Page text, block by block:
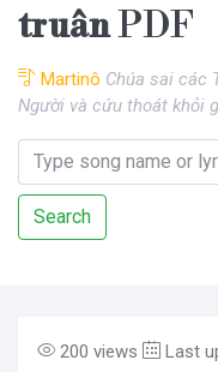
truânPDF
Martinô Chúa sai các
Người và cứu thoát khỏi
Search
200 views Last